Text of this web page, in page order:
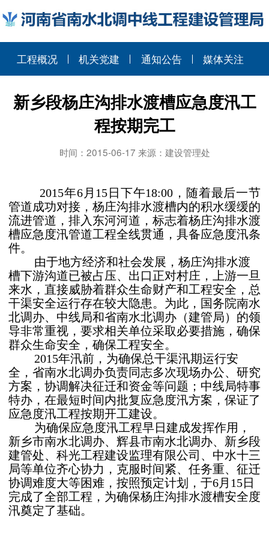
工程概况 机关党建 通知公告 媒体关注
新乡段杨庄沟排水渡槽应急度汛工
程按期完工
时间：2015-06-17 来源：建设管理处
2015年6月15日下午18:00，随着最后一节
管道成功对接，杨庄沟排水渡槽内的积水缓缓的
流进管道，排入东河河道，标志着杨庄沟排水渡
槽应急度汛管道工程全线贯通，具备应急度汛条
件。
由于地方经济和社会发展，杨庄沟排水渡
槽下游沟道已被占压、出口正对村庄，上游一旦
来水，直接威胁着群众生命财产和工程安全，总
干渠安全运行存在较大隐患。为此，国务院南水
北调办、中线局和省南水北调办（建管局）的领
导非常重视，要求相关单位采取必要措施，确保
群众生命安全，确保工程安全。
2015年汛前，为确保总干渠汛期运行安
全，省南水北调办负责同志多次现场办公、研究
方案，协调解决征迁和资金等问题；中线局特事
特办，在最短时间内批复应急度汛方案，保证了
应急度汛工程按期开工建设。
为确保应急度汛工程早日建成发挥作用，
新乡市南水北调办、辉县市南水北调办、新乡段
建管处、科光工程建设监理有限公司、中水十三
局等单位齐心协力，克服时间紧、任务重、征迁
协调难度大等困难，按照预定计划，于6月15日
完成了全部工程，为确保杨庄沟排水渡槽安全度
汛奠定了基础。